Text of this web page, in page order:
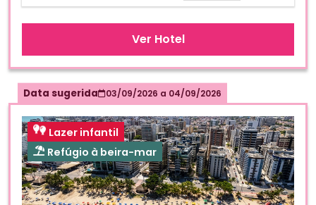
Ver Hotel
Data sugerida 03/09/2026 a 04/09/2026
Lazer infantil
Refúgio à beira-mar